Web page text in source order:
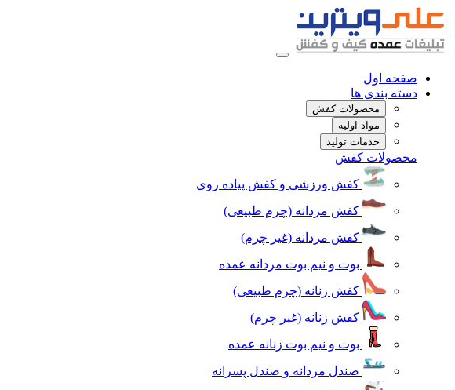
صفحه اول
دسته بندی ها
محصولات کفش
مواد اولیه
خدمات تولید
محصولات کفش
کفش ورزشی و کفش پیاده روی
کفش مردانه (چرم طبیعی)
کفش مردانه (غیر چرم)
بوت و نیم بوت مردانه عمده
کفش زنانه (چرم طبیعی)
کفش زنانه (غیر چرم)
بوت و نیم بوت زنانه عمده
صندل مردانه و صندل پسرانه